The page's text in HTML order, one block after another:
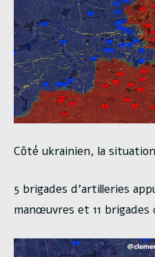
Côté ukrainien, la
5 brigades d’artilleries
manœuvres et 11